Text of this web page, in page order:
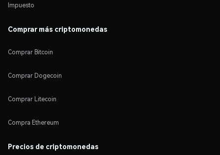
Impuesto
Comprar más criptomonedas
Comprar Bitcoin
Comprar Dogecoin
Comprar Litecoin
Compra Ethereum
Precios de criptomonedas